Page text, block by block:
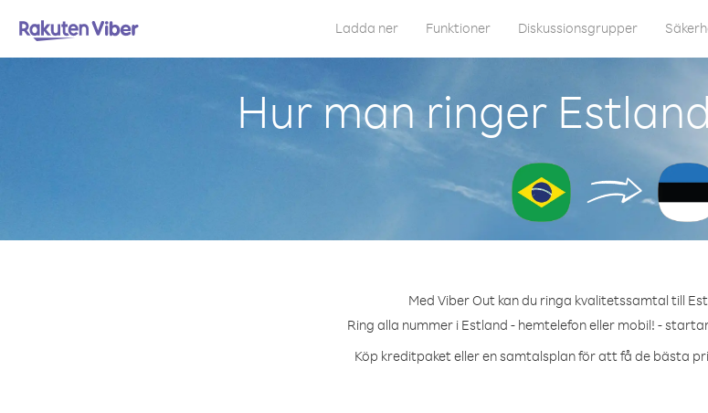
Ladda ner Funktioner Diskussionsgrupper
Hur man ringer
Med Viber Out kan du ringa kvalitetssamtal till
Ring alla nummer i Estland - hemtelefon eller mobil! -
Köp kreditpaket eller en samtalsplan för att få de bästa